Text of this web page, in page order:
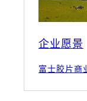
企业愿景
富士胶片商